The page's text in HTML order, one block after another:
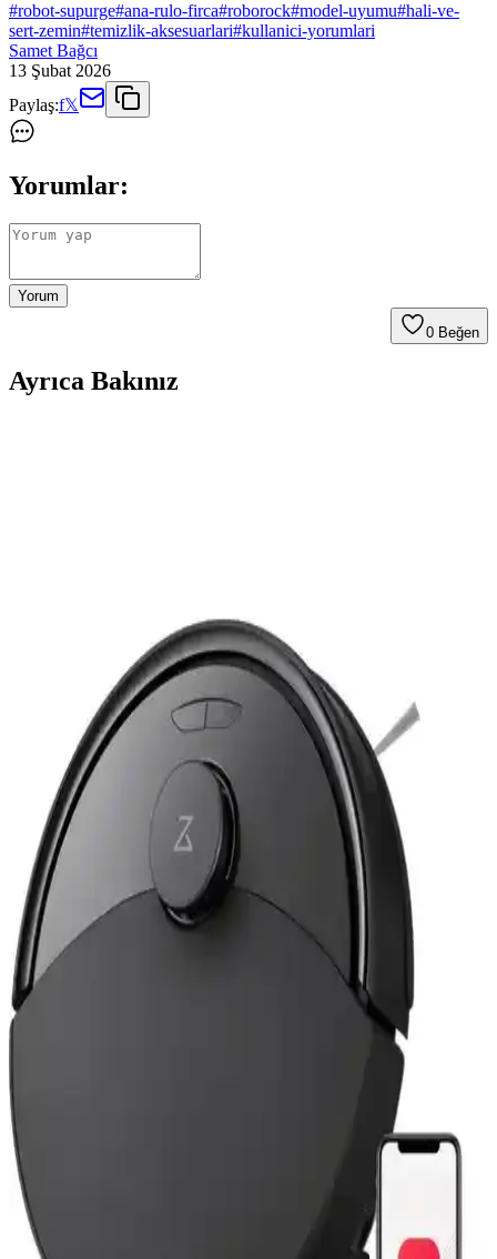
#robot-supurge#ana-rulo-firca#roborock#model-uyumu#hali-ve-
sert-zemin#temizlik-aksesuarlari#kullanici-yorumlari
Samet Bağcı
13 Şubat 2026
Paylaş:f𝕏
Yorumlar:
Yorum
0 Beğen
Ayrıca Bakınız
ve Güçlü Temizlik Çözümü
Blaupunkt S10 Robomaster, gelişmiş navigasyon ve güçlü
performansıyla kuru ve ıslak temizlik sunar. Uzaktan kontrol ve
uzun pil ömrüyle ev temizliği artık daha kolay ve verimli.
Tefal RG9075 X-Plorer Serie 130 Akıllı Robot
Süpürge İncelemesi ve Özellikleri
Tefal RG9075 X-Plorer Serie 130, gelişmiş teknolojisi ve çok yönlü
fonksiyonlarıyla ev temizliğinde pratiklik ve verimlilik sağlar.
Haritalama, sessiz çalışma ve hafifliğiyle öne çıkar.
Xiaomi Mi Vacuum Mop Pro ve Viomi V2 V3
Uyumlu Robot Süpürge Aksesuar Seti İncelemesi
Xiaomi ve Viomi uyumlu robot süpürge aksesuar seti, yüksek
kaliteli malzemeleriyle temizlik performansını artırır, bakım kolaylığı
sağlar ve uzun ömür sunar.
Roborock S5 Max Beyaz 16'lı Yedek Parça Seti
Detaylı İnceleme ve Kullanım Avantajları
Roborock S5 Max Beyaz 16'lı yedek parça seti, yüksek kaliteli
filtreler ve aksesuarlar içerir, cihaz bakımını kolaylaştırır ve
performansı korur. Uzun ömür ve hijyen sağlar.
Roborock S5 Max Uyumlu 6 Parça Seti ile
Temizlikte Yeni Dönem Başlıyor